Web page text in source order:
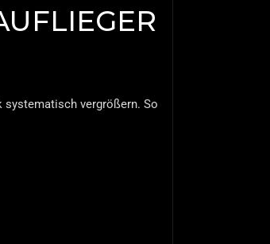
systematisch vergrößern. So